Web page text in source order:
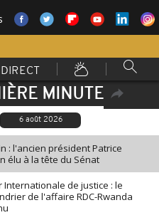
MINUTE
6 août 2026
: l'ancien président Patrice
élu à la tête du Sénat
Internationale de justice : le
de l'affaire RDC-Rwanda